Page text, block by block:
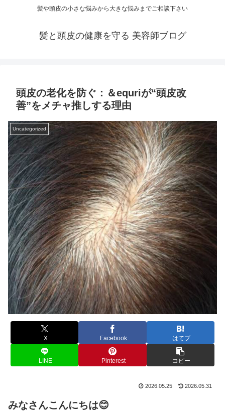
髪や頭皮の小さな悩みから大きな悩みまでご相談下さい
髪と頭皮の健康を守る 美容師ブログ
頭皮の老化を防ぐ：＆equriが“頭皮改
善”をメチャ推しする理由
Uncategorized
X Facebook はてブ
LINE Pinterest コピー
2026.05.25 2026.05.31
みなさんこんにちは😊